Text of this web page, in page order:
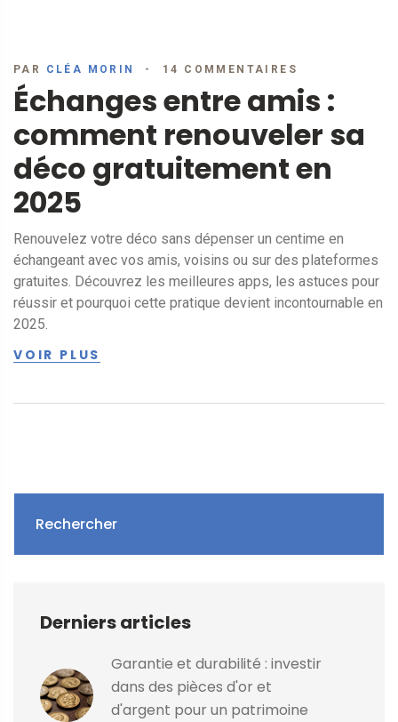
PAR CLÉA MORIN 14 COMMENTAIRES
Échanges entre amis :
comment renouveler sa
déco gratuitement en
2025
Renouvelez votre déco sans dépenser un centime en
échangeant avec vos amis, voisins ou sur des plateformes
gratuites. Découvrez les meilleures apps, les astuces pour
réussir et pourquoi cette pratique devient incontournable en
2025.
VOIR PLUS
Rechercher
Derniers articles
Garantie et durabilité : investir
dans des pièces d'or et
d'argent pour un patrimoine